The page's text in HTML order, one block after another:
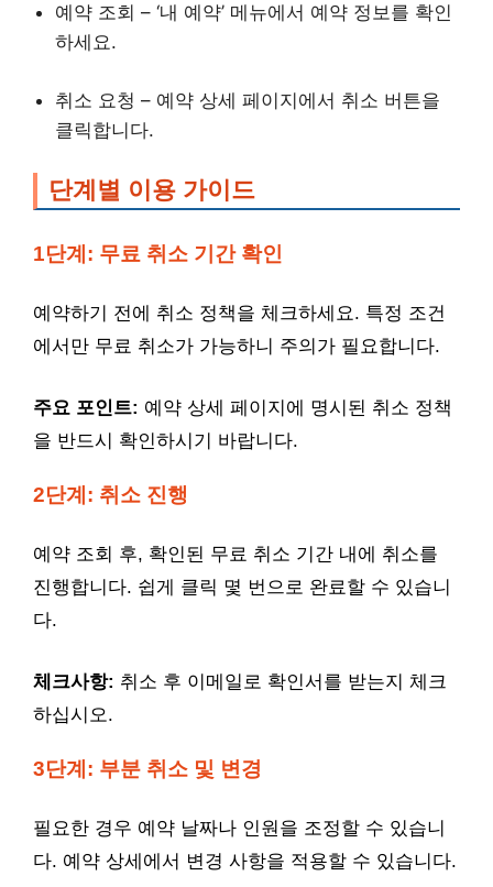
예약 조회 – ‘내 예약’ 메뉴에서 예약 정보를 확인
하세요.
취소 요청 – 예약 상세 페이지에서 취소 버튼을
클릭합니다.
단계별 이용 가이드
1단계: 무료 취소 기간 확인
예약하기 전에 취소 정책을 체크하세요. 특정 조건
에서만 무료 취소가 가능하니 주의가 필요합니다.
주요 포인트: 예약 상세 페이지에 명시된 취소 정책
을 반드시 확인하시기 바랍니다.
2단계: 취소 진행
예약 조회 후, 확인된 무료 취소 기간 내에 취소를
진행합니다. 쉽게 클릭 몇 번으로 완료할 수 있습니
다.
체크사항: 취소 후 이메일로 확인서를 받는지 체크
하십시오.
3단계: 부분 취소 및 변경
필요한 경우 예약 날짜나 인원을 조정할 수 있습니
다. 예약 상세에서 변경 사항을 적용할 수 있습니다.